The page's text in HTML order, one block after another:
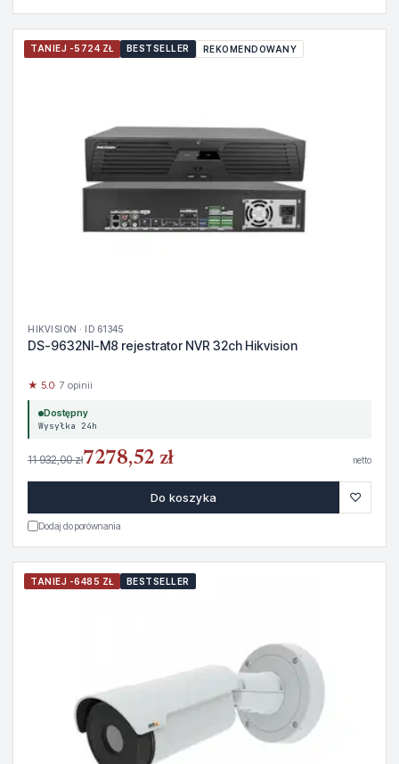
TANIEJ -5724 ZŁ BESTSELLER REKOMENDOWANY
HIKVISION · ID 61345
DS-9632NI-M8 rejestrator NVR 32ch Hikvision
★ 5.0· 7 opinii
Dostępny
Wysyłka 24h
11 932,00 zł7278,52 zł netto
Do koszyka ♡
Dodaj do porównania
TANIEJ -6485 ZŁ BESTSELLER